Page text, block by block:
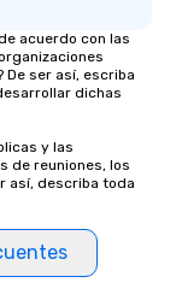
acuerdo con las
ser así, escriba
dichas
y las
de reuniones, los
así, describa toda